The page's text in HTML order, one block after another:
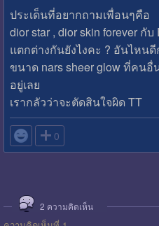
ประเด็นที่อยากถามเพื่อนๆคือ
dior star , dior skin forever กั
แตกต่างกันยังไงคะ ? อันไหน
ขนาด nars sheer glow ที่คนอื่
อยู่เลย
เรากลัวว่าจะตัดสินใจผิด TT
 0
2 ความคิดเห็น